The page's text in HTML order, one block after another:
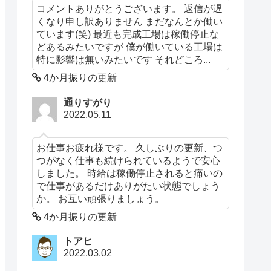
コメントありがとうございます。 返信が遅
くなり申し訳ありません まだなんとか働い
ています(笑) 最近も完成工場は稼働停止な
どあるみたいですが 僕が働いている工場は
特に影響は無いみたいです それどころ...
4か月振りの更新
通りすがり
2022.05.11
お仕事お疲れ様です。 久しぶりの更新、つ
つがなく仕事も続けられているようで安心
しました。 時給は稼働停止されると痛いの
で仕事があるだけありがたい状態でしょう
か。 お互い頑張りましょう。
4か月振りの更新
トアヒ
2022.03.02